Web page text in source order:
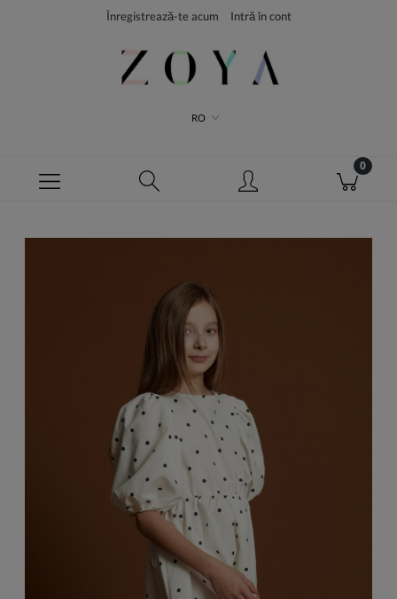
Înregistrează-te acum Intră în cont
RO